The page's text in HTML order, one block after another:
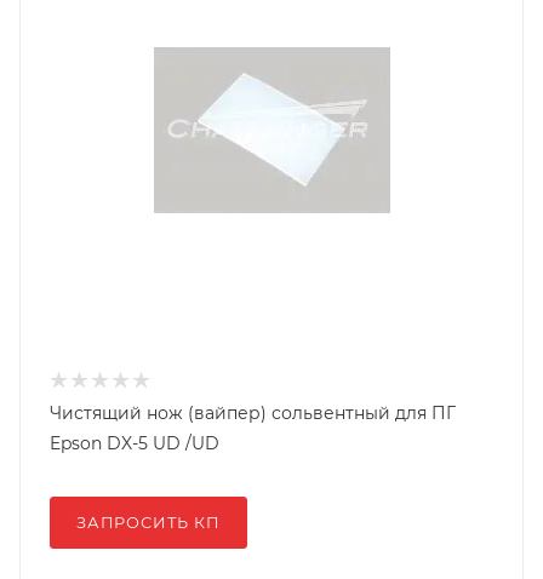
Чистящий нож (вайпер) сольвентный для ПГ
Epson DX-5 UD /UD
ЗАПРОСИТЬ КП